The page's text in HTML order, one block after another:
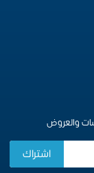
والعروض